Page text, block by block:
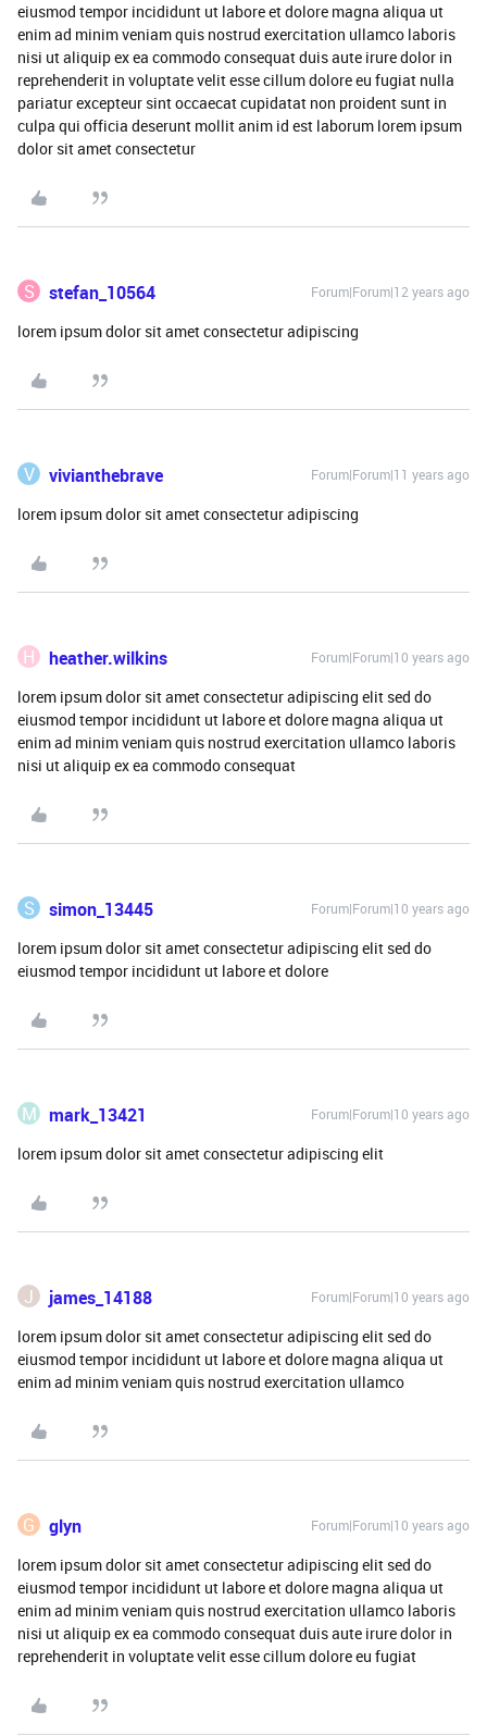
eiusmod tempor incididunt ut labore et dolore magna aliqua ut
enim ad minim veniam quis nostrud exercitation ullamco laboris
nisi ut aliquip ex ea commodo consequat duis aute irure dolor in
reprehenderit in voluptate velit esse cillum dolore eu fugiat nulla
pariatur excepteur sint occaecat cupidatat non proident sunt in
culpa qui officia deserunt mollit anim id est laborum lorem ipsum
dolor sit amet consectetur
S stefan_10564 Forum|Forum|12 years ago
lorem ipsum dolor sit amet consectetur adipiscing
V vivianthebrave Forum|Forum|11 years ago
lorem ipsum dolor sit amet consectetur adipiscing
H heather.wilkins Forum|Forum|10 years ago
lorem ipsum dolor sit amet consectetur adipiscing elit sed do
eiusmod tempor incididunt ut labore et dolore magna aliqua ut
enim ad minim veniam quis nostrud exercitation ullamco laboris
nisi ut aliquip ex ea commodo consequat
S simon_13445 Forum|Forum|10 years ago
lorem ipsum dolor sit amet consectetur adipiscing elit sed do
eiusmod tempor incididunt ut labore et dolore
M mark_13421 Forum|Forum|10 years ago
lorem ipsum dolor sit amet consectetur adipiscing elit
J james_14188 Forum|Forum|10 years ago
lorem ipsum dolor sit amet consectetur adipiscing elit sed do
eiusmod tempor incididunt ut labore et dolore magna aliqua ut
enim ad minim veniam quis nostrud exercitation ullamco
G glyn Forum|Forum|10 years ago
lorem ipsum dolor sit amet consectetur adipiscing elit sed do
eiusmod tempor incididunt ut labore et dolore magna aliqua ut
enim ad minim veniam quis nostrud exercitation ullamco laboris
nisi ut aliquip ex ea commodo consequat duis aute irure dolor in
reprehenderit in voluptate velit esse cillum dolore eu fugiat